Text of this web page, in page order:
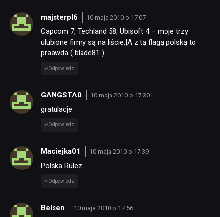
majsterpl6 10 maja 2010 o 17:07
Capcom 7, Techland 58, Ubisoft 4 – moje trzy
ulubione firmy są na liście.|A z tą flagą polską to
praawda ( blade81 )
Odpowiedz
GANGSTA0 10 maja 2010 o 17:30
gratulacje
Odpowiedz
Maciejka01 10 maja 2010 o 17:39
Polska Rulez.
Odpowiedz
Belsen 10 maja 2010 o 17:56